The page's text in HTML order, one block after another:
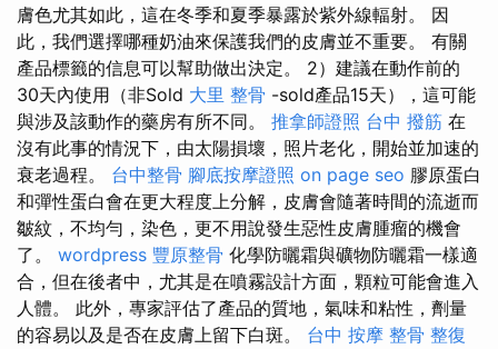
膚色尤其如此，這在冬季和夏季暴露於紫外線輻射。 因
此，我們選擇哪種奶油來保護我們的皮膚並不重要。 有關
產品標籤的信息可以幫助做出決定。 2）建議在動作前的
30天內使用（非Sold 大里 整骨 -sold產品15天），這可能
與涉及該動作的藥房有所不同。 推拿師證照 台中 撥筋 在
沒有此事的情況下，由太陽損壞，照片老化，開始並加速的
衰老過程。 台中整骨 腳底按摩證照 on page seo 膠原蛋白
和彈性蛋白會在更大程度上分解，皮膚會隨著時間的流逝而
皺紋，不均勻，染色，更不用說發生惡性皮膚腫瘤的機會
了。 wordpress 豐原整骨 化學防曬霜與礦物防曬霜一樣適
合，但在後者中，尤其是在噴霧設計方面，顆粒可能會進入
人體。 此外，專家評估了產品的質地，氣味和粘性，劑量
的容易以及是否在皮膚上留下白斑。 台中 按摩 整骨 整復